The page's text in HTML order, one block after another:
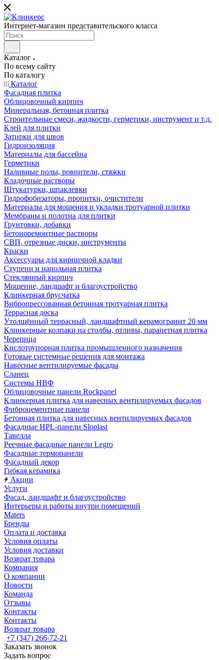
Интернет-магазин представительского класса
Каталог
По всему сайту
По каталогу
Каталог
Фасадная плитка
Облицовочный кирпич
Минеральная, бетонная плитка
Строительные смеси, жидкости, герметики, инструмент и т.д.
Клей для плитки
Затирки для швов
Гидроизоляция
Материалы для бассейна
Герметики
Наливные полы, ровнители, стяжки
Кладочные растворы
Штукатурки, шпаклевки
Гидрофобизаторы, пропитки, очистители
Материалы для мощения и укладки тротуарной плитки
Мембраны и полотна для плитки
Грунтовки, добавки
Бетоноремонтные растворы
СВП, отрезные диски, инструменты
Краски
Аксессуары для кирпичной кладки
Ступени и напольная плитка
Cтеклянный кирпич
Мощение, ландшафт и благоустройство
Клинкерная брусчатка
Вибропрессованная бетонная тротуарная плитка
Террасная доска
Утолщённый террасный, ландшафтный керамогранит 20 мм
Клинкерные колпаки на столбы, отливы, парапетная плитка
Черепица
Кислотоупорная плитка промышленного назначения
Готовые системные решения для монтажа
Навесные вентилируемые фасады
Сланец
Системы НВФ
Облицовочные панели Rockpanel
Клинкерная плитка для навесных вентилируемых фасадов
Фиброцементные панели
Бетонная плитка для навесных вентилируемых фасадов
Фасадные HPL-панели Sloplast
Тавелла
Реечные фасадные панели Legro
Фасадные термопанели
Фасадный декор
Гибкая керамика
Акции
Услуги
Фасад, ландшафт и благоустройство
Интерьеры и работы внутри помещений
Maters
Бренды
Оплата и доставка
Условия оплаты
Условия доставки
Возврат товара
Компания
О компании
Новости
Команда
Отзывы
Контакты
Контакты
Возврат товара
+7 (347) 266-72-21
Заказать звонок
Задать вопрос